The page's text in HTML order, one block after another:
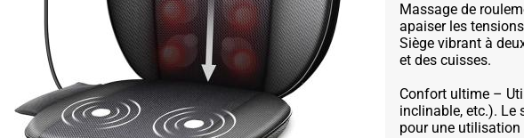
Massage de
apaiser les
Siège vibrant à
et des cuisses.
Confort ultime –
inclinable, etc.). Le
pour une utilisation